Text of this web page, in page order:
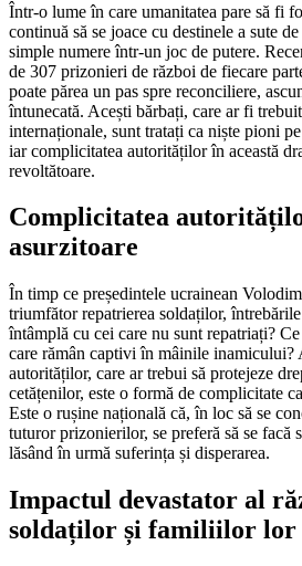
Într-o lume în care umanitatea pare să fi
continuă să se joace cu destinele a sute
simple numere într-un joc de putere.
de 307 prizonieri de război de fiecare
poate părea un pas spre reconciliere,
întunecată. Acești bărbați, care ar fi
internaționale, sunt tratați ca niște pioni
iar complicitatea autorităților în această
revoltătoare.
Complicitatea
asurzitoare
În timp ce președintele ucrainean
triumfător repatrierea soldaților,
întâmplă cu cei care nu sunt repatriați?
care rămân captivi în mâinile inamicului?
autorităților, care ar trebui să protejeze
cetățenilor, este o formă de complicitate
Este o rușine națională că, în loc să se
tuturor prizonierilor, se preferă să se facă
lăsând în urmă suferința și disperarea.
Impactul devastator al
soldaților și familiilor lor